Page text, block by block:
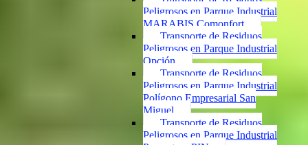
Peligrosos en Parque Industrial
MARABIS Comonfort
Transporte de Residuos
Peligrosos en Parque Industrial
Opción
Transporte de Residuos
Peligrosos en Parque Industrial
Polígono Empresarial San
Miguel
Transporte de Residuos
Peligrosos en Parque Industrial